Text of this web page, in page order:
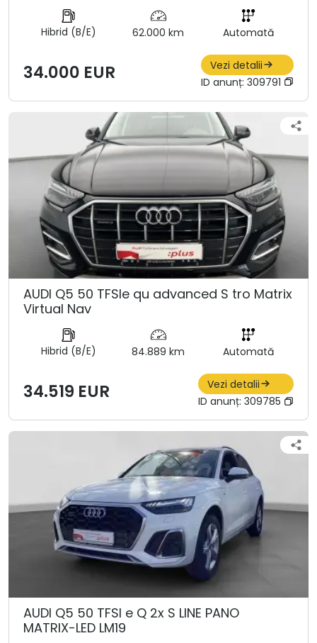
Hibrid (B/E) 62.000 km Automată
34.000 EUR
Vezi detalii
ID anunț: 309791
AUDI Q5 50 TFSIe qu advanced S tro Matrix
Virtual Nav
Hibrid (B/E) 84.889 km Automată
34.519 EUR
Vezi detalii
ID anunț: 309785
AUDI Q5 50 TFSI e Q 2x S LINE PANO
MATRIX-LED LM19